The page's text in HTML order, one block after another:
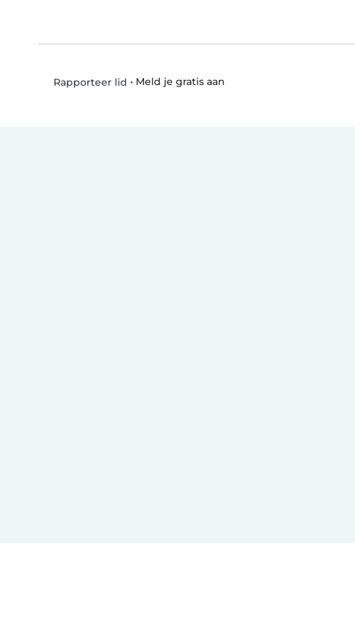
Rapporteer lid • Meld je gratis aan